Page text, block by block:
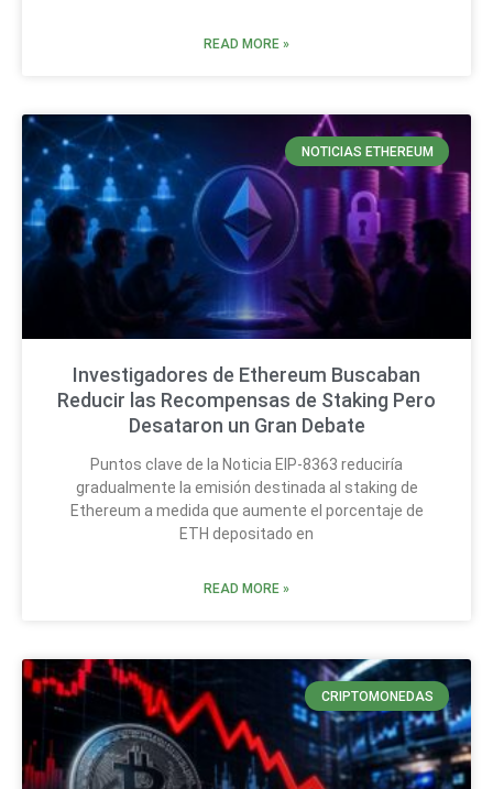
READ MORE »
NOTICIAS ETHEREUM
Investigadores de Ethereum Buscaban
Reducir las Recompensas de Staking Pero
Desataron un Gran Debate
Puntos clave de la Noticia EIP-8363 reduciría
gradualmente la emisión destinada al staking de
Ethereum a medida que aumente el porcentaje de
ETH depositado en
READ MORE »
CRIPTOMONEDAS